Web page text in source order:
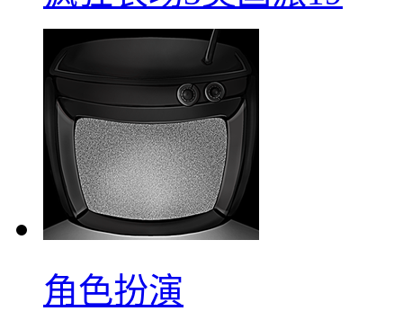
角色扮演